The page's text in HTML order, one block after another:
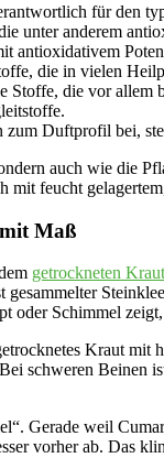
für den
unter anderem
antioxidativem
die in vielen
Stoffe, die vor
zum Duftprofil bei,
auch wie die
mit feucht
Maß
getrockneten Kraut
gesammelter
oder Schimmel
Kraut mit
schweren Beinen
Gerade weil
vorher ab. Das